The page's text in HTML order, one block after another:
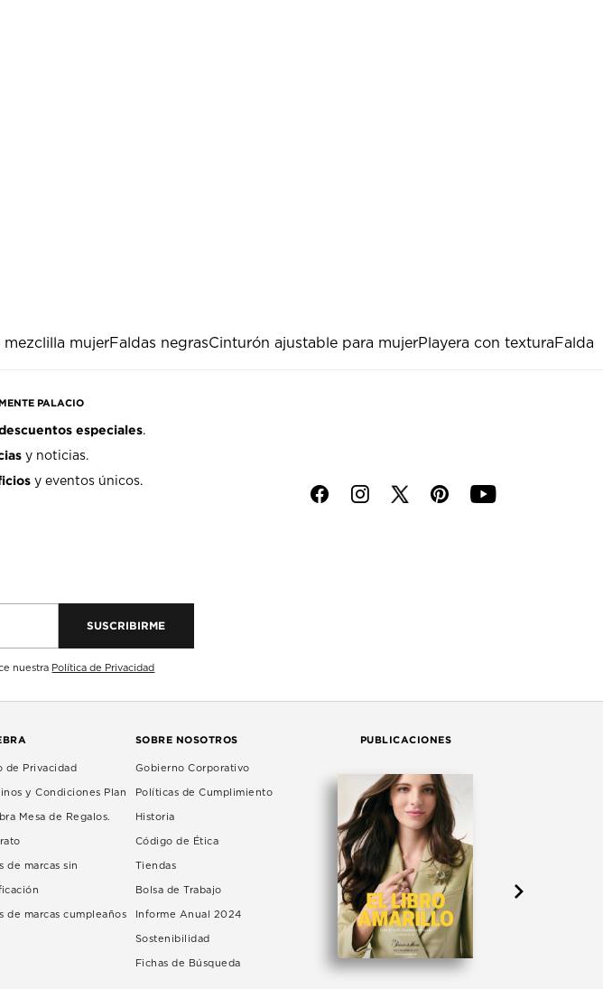
mezclilla mujerFaldas negrasCinturón ajustable para mujerPlayera con texturaFalda
PALACIO
especiales.
y noticias.
y eventos únicos.
SUSCRIBIRME
nuestra Política de Privacidad
f i p y
de Privacidad
y Condiciones Plan
Mesa de Regalos.
de marcas sin
de marcas cumpleaños
SOBRE NOSOTROS
Gobierno Corporativo
Políticas de Cumplimiento
Historia
Código de Ética
Tiendas
Bolsa de Trabajo
Informe Anual 2024
Sostenibilidad
Fichas de Búsqueda
PUBLICACIONES